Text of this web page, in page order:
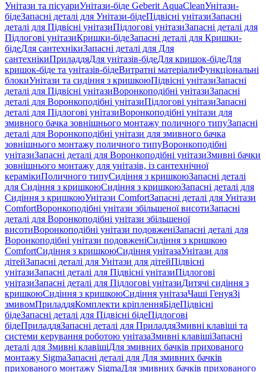
Унітази та пісуариУнітази-біде Geberit AquaCleanУнітази-
бідеЗапасні деталі для Унітази-бідеПідвісні унітазиЗапасні
деталі для Підвісні унітазиПідлогові унітазиЗапасні деталі для
Підлогові унітазиКришки-бідеЗапасні деталі для Кришки-
бідеДля сантехнікиЗапасні деталі для Для
сантехнікиПриладдяДля унітазів-бідеДля кришок-бідеДля
кришок-біде та унітазів-бідеВитратні матеріалиФункціональні
блокиУнітази та сидіння з кришкоюПідвісні унітазиЗапасні
деталі для Підвісні унітазиВоронкоподібні унітазиЗапасні
деталі для Воронкоподібні унітазиПідлогові унітазиЗапасні
деталі для Підлогові унітазиВоронкоподібні унітази для
змивного бачка зовнішнього монтажу поличного типуЗапасні
деталі для Воронкоподібні унітази для змивного бачка
зовнішнього монтажу поличного типуВоронкоподібні
унітазиЗапасні деталі для Воронкоподібні унітазиЗмивні бачки
зовнішнього монтажу для унітазів, із сантехнічної
керамікиПоличного типуСидіння з кришкоюЗапасні деталі
для Сидіння з кришкоюСидіння з кришкоюЗапасні деталі для
Сидіння з кришкоюУнітази ComfortЗапасні деталі для Унітази
ComfortВоронкоподібні унітази збільшеної висотиЗапасні
деталі для Воронкоподібні унітази збільшеної
висотиВоронкоподібні унітази подовженіЗапасні деталі для
Воронкоподібні унітази подовженіСидіння з кришкою
ComfortСидіння з кришкоюСидіння унітазаУнітази для
дітейЗапасні деталі для Унітази для дітейПідвісні
унітазиЗапасні деталі для Підвісні унітазиПідлогові
унітазиЗапасні деталі для Підлогові унітазиДитячі сидіння з
кришкоюСидіння з кришкоюСидіння унітазаЧаші ГенуяЗі
змивомПриладдяКомплекти кріпленняБідеПідвісні
бідеЗапасні деталі для Підвісні бідеПідлогові
бідеПриладдяЗапасні деталі для ПриладдяЗмивні клавіші та
системи керування роботою унітазаЗмивні клавішіЗапасні
деталі для Змивні клавішіДля змивних бачків прихованого
монтажу SigmaЗапасні деталі для Для змивних бачків
прихованого монтажу SigmaДля змивних бачків прихованого